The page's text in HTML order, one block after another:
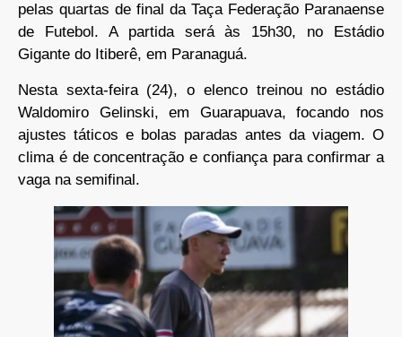
pelas quartas de final da Taça Federação Paranaense
de Futebol. A partida será às 15h30, no Estádio
Gigante do Itiberê, em Paranaguá.
Nesta sexta-feira (24), o elenco treinou no estádio
Waldomiro Gelinski, em Guarapuava, focando nos
ajustes táticos e bolas paradas antes da viagem. O
clima é de concentração e confiança para confirmar a
vaga na semifinal.